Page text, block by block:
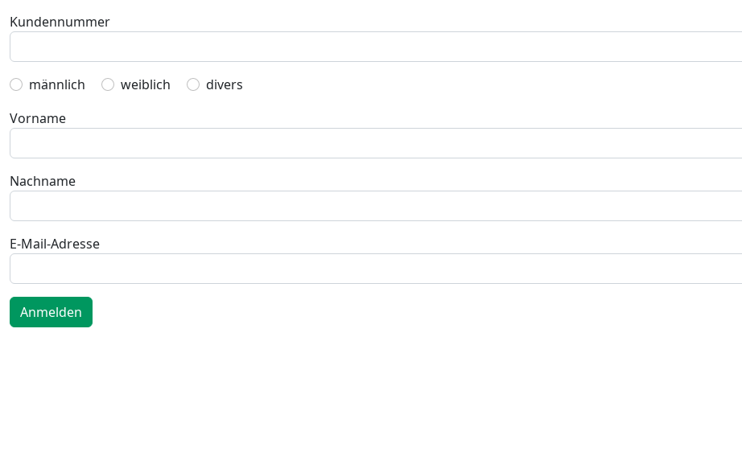
Kundennummer
männlich weiblich
divers
Vorname
Nachname
E-Mail-Adresse
Anmelden